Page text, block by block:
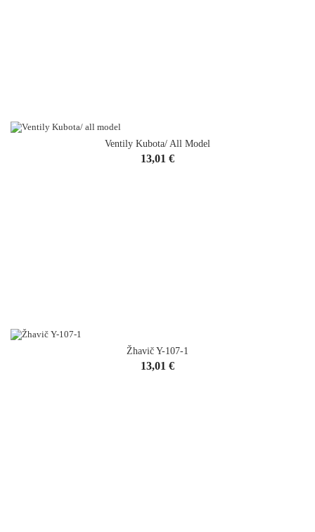
Ventily Kubota/ All Model
Cena
13,01 €
Žhavič Y-107-1
Cena
13,01 €